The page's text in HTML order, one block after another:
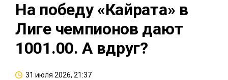
На победу «Кайрата» в
Лиге чемпионов дают
1001.00. А вдруг?
31 июля 2026, 21:37